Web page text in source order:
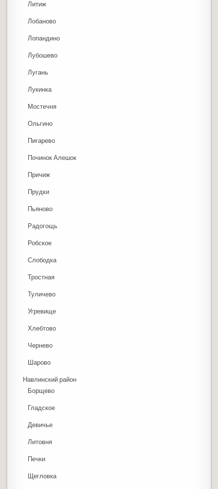
Литиж
Лобаново
Лопандино
Лубошево
Лугань
Лукинка
Мостечня
Ольгино
Пигарево
Починок Алешок
Причиж
Прудки
Пьяново
Радогощь
Робское
Слободка
Тростная
Туличево
Угревище
Хлебтово
Чернево
Шарово
Навлинский район
Борщево
Гладское
Девичье
Литовня
Печки
Щегловка